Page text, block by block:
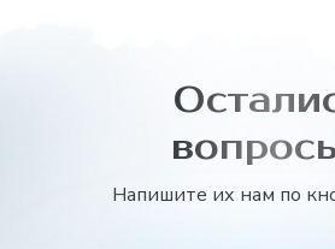
Напишите их нам по